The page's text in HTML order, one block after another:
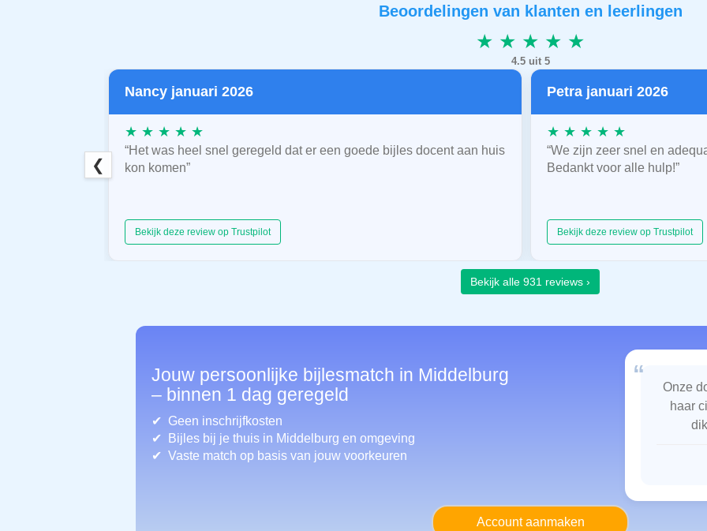
Beoordelingen van klanten en leerlingen
★ ★ ★ ★ ★
4.5 uit 5
Nancy januari 2026
★ ★ ★ ★ ★
“Het was heel snel geregeld dat er een goede bijles docent aan huis
kon komen”
Bekijk deze review op Trustpilot
Petra januari 2026
★ ★ ★ ★ ★
“We zijn zeer snel en
Bedankt voor alle hulp!”
Bekijk deze review op Trustpilot
❮
Bekijk alle 931 reviews ›
Jouw persoonlijke bijlesmatch in Middelburg
– binnen 1 dag geregeld
Geen inschrijfkosten
Bijles bij je thuis in Middelburg en omgeving
Vaste match op basis van jouw voorkeuren
“
Onze
haar
Account aanmaken